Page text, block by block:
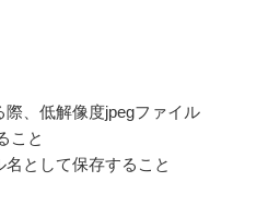
、低解像度jpegファイル
こと
として保存すること